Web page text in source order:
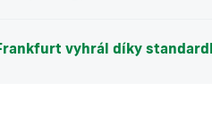
vyhrál díky